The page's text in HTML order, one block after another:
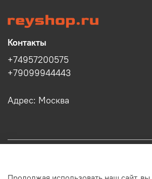
Контакты
+74957200575
+79099944443
Адрес: Москва